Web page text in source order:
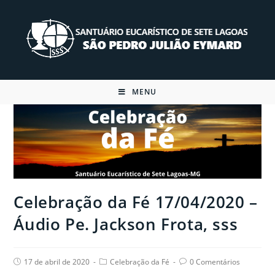
content
MENU
Celebração da Fé 17/04/2020 –
Áudio Pe. Jackson Frota, sss
Post17 de abril de 2020
PostCelebração da Fé
Post0 Comentários